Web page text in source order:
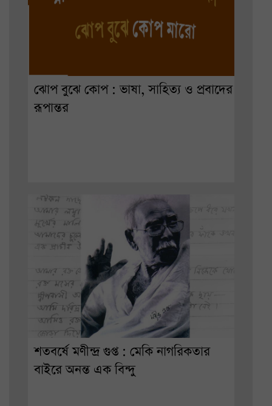
ঝোপ বুঝে কোপ : ভাষা, সাহিত্য ও প্রবাদের
রূপান্তর
শতবর্ষে মণীন্দ্র গুপ্ত : মেকি নাগরিকতার
বাইরে অনন্ত এক বিন্দু